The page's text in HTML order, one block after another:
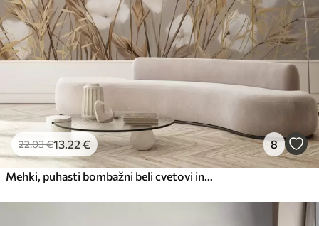
22.03€13 .22 € 8